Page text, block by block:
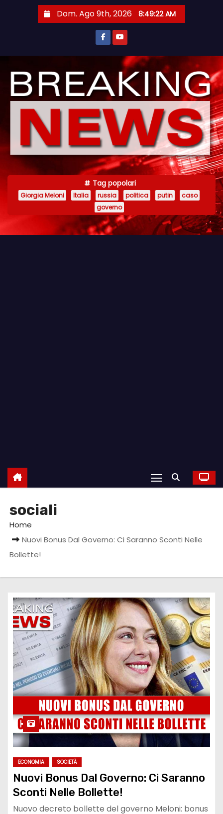
t
Dom. Ago 9th, 2026 8:49:22 AM
Tag popolari
Giorgia Meloni Italia russia politica putin
caso
governo
sociali
Home
Nuovi Bonus Dal Governo: Ci Saranno Sconti Nelle
Bollette!
ECONOMIA SOCIETÀ
Nuovi Bonus Dal Governo: Ci Saranno
Sconti Nelle Bollette!
Nuovo decreto bollette del governo Meloni: bonus